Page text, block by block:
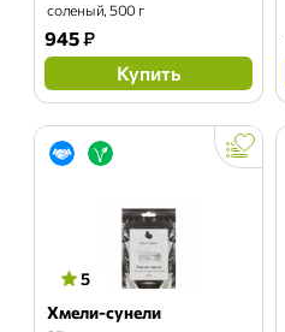
соленый, 500 г
945₽
Купить
5
Хмели-сунели